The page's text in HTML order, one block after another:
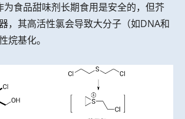
为食品甜味剂长期食用是安全的，但芥
，其高活性氯会导致大分子（如DNA和
烷基化。